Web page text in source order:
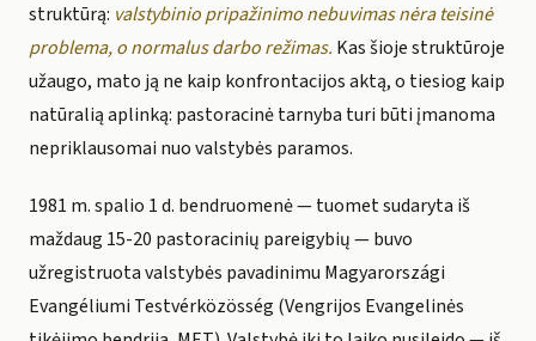
struktūrą: valstybinio pripažinimo nebuvimas nėra teisinė
problema, o normalus darbo režimas. Kas šioje struktūroje
užaugo, mato ją ne kaip konfrontacijos aktą, o tiesiog kaip
natūralią aplinką: pastoracinė tarnyba turi būti įmanoma
nepriklausomai nuo valstybės paramos.
1981 m. spalio 1 d. bendruomenė — tuomet sudaryta iš
maždaug 15-20 pastoracinių pareigybių — buvo
užregistruota valstybės pavadinimu Magyarországi
Evangéliumi Testvérközösség (Vengrijos Evangelinės